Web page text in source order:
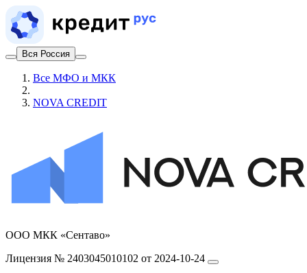
Вся Россия
Все МФО и МКК
NOVA CREDIT
ООО МКК «Сентаво»
Лицензия № 2403045010102 от 2024-10-24